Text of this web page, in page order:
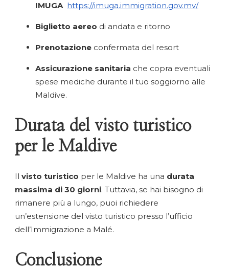
IMUGA https://imuga.immigration.gov.mv/
Biglietto aereo di andata e ritorno
Prenotazione confermata del resort
Assicurazione sanitaria che copra eventuali
spese mediche durante il tuo soggiorno alle
Maldive.
Durata del visto turistico
per le Maldive
Il visto turistico per le Maldive ha una durata
massima di 30 giorni. Tuttavia, se hai bisogno di
rimanere più a lungo, puoi richiedere
un’estensione del visto turistico presso l’ufficio
dell’Immigrazione a Malé.
Conclusione